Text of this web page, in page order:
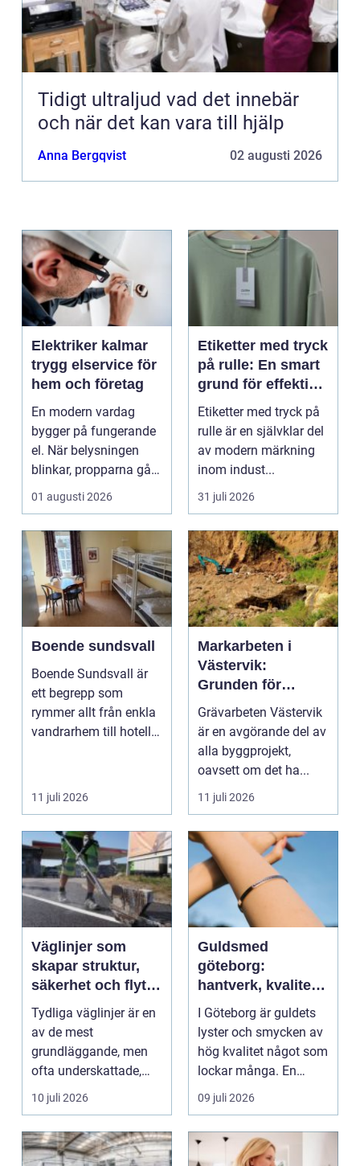
Tidigt ultraljud vad det innebär
och när det kan vara till hjälp
Anna Bergqvist 02 augusti 2026
Elektriker kalmar
trygg elservice för
hem och företag
En modern vardag
bygger på fungerande
el. När belysningen
blinkar, propparna går
eller en ny laddbox...
01 augusti 2026
Etiketter med tryck
på rulle: En smart
grund för effektiv
märkning
Etiketter med tryck på
rulle är en självklar del
av modern märkning
inom indust...
31 juli 2026
Boende sundsvall
Boende Sundsvall är
ett begrepp som
rymmer allt från enkla
vandrarhem till hotell
11 juli 2026
Markarbeten i
Västervik:
Grunden för
hållbara
byggprojekt
Grävarbeten Västervik
är en avgörande del av
alla byggprojekt,
oavsett om det ha...
11 juli 2026
Väglinjer som
skapar struktur,
säkerhet och flyt i
trafiken
Tydliga väglinjer är en
av de mest
grundläggande, men
ofta underskattade,
delarna i trafikmiljön.
De...
10 juli 2026
Guldsmed
göteborg:
hantverk, kvalitet
och personlig
service
I Göteborg är guldets
lyster och smycken av
hög kvalitet något som
lockar många. En
guldsmed i Göteb...
09 juli 2026